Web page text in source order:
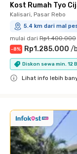
Kost Rumah Tyo
Kalisari, Pasar Rebo
5.4 km dari mal
mulai dari Rp1.400.000
-8% Rp1.285.000 /
Diskon sewa min. 12
Lihat info lebih